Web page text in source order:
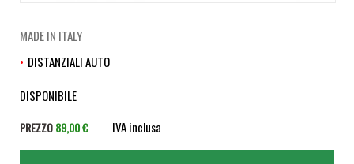
MADE IN ITALY
DISTANZIALI AUTO
DISPONIBILE
PREZZO89,00 € IVA inclusa